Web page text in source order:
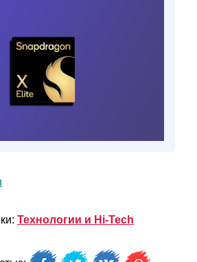
Технологии и Hi-Tech